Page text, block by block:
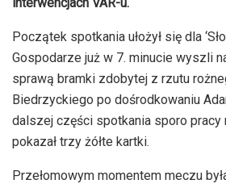
Początek spotkania ułożył się dla
Gospodarze już w 7. minucie wyszli
sprawą bramki zdobytej z rzutu
Biedrzyckiego po dośrodkowaniu
dalszej części spotkania sporo pracy
pokazał trzy żółte kartki.
Przełomowym momentem meczu